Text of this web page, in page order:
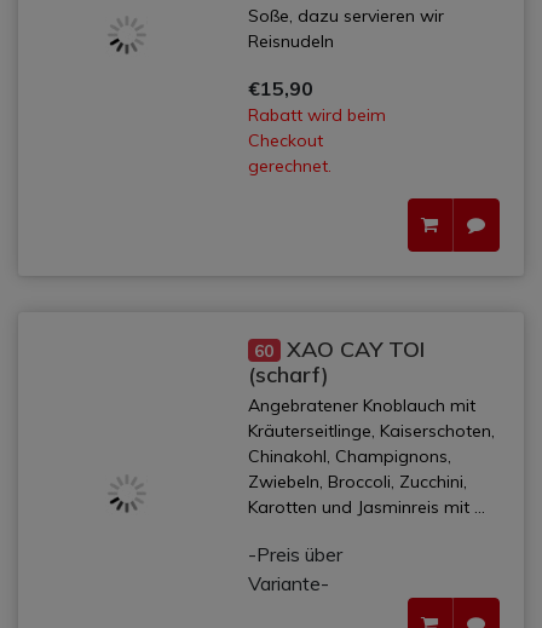
Soße, dazu servieren wir
Reisnudeln
€15,90
Rabatt wird beim
Checkout
gerechnet.
60 XAO CAY TOI
(scharf)
Angebratener Knoblauch mit
Kräuterseitlinge, Kaiserschoten,
Chinakohl, Champignons,
Zwiebeln, Broccoli, Zucchini,
Karotten und Jasminreis mit ...
-Preis über
Variante-